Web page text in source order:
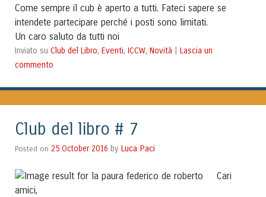
Come sempre il cub è aperto a tutti. Fateci sapere se
intendete partecipare perché i posti sono limitati.
Un caro saluto da tutti noi
Inviato su Club del Libro, Eventi, ICCW, Novità
Lascia un
commento
Club del libro # 7
Posted on 25 October 2016 by Luca Paci
Cari
amici,